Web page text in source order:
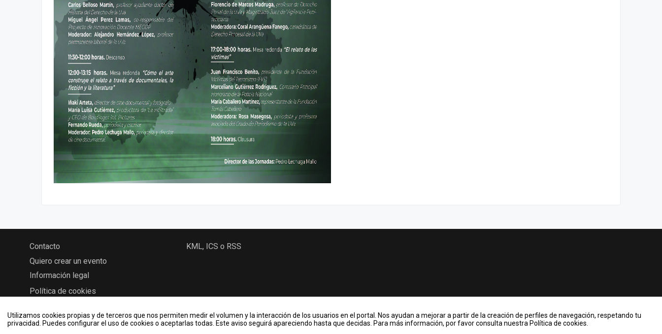
Utilizamos cookies propias y de terceros que nos permiten medir el volumen y la interacción de los usuarios en el portal. Nos ayudan a mejorar a partir de la creación de perfiles de navegación, respetando tu
privacidad. Puedes configurar el uso de cookies o aceptarlas todas. Este aviso seguirá apareciendo hasta que decidas. Para más información, por favor consulta nuestra Política de cookies.
Contacto
Quiero crear un evento
Información legal
Política de cookies
KML, ICS o RSS
2026 © Eventos - Universidad de Valladolid